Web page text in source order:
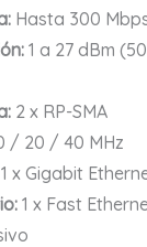
Hasta 300
1 a 27 dBm
2 x RP-SMA
/ 20 / 40 MHz
1 x Gigabit
1 x Fast